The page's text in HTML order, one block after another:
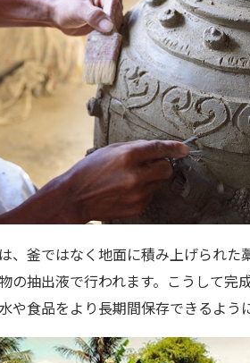
、釜ではなく地面に積み上げられ
の抽出液で行われます。こうして
や食品をより長期間保存できるよう